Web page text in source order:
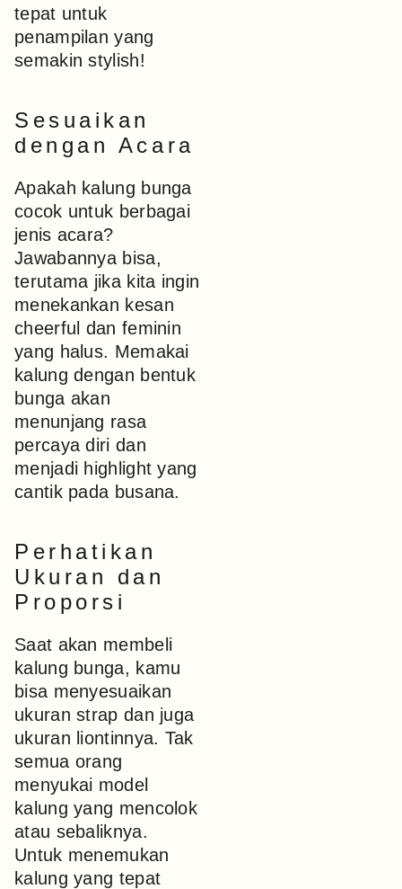
tepat untuk
penampilan yang
semakin stylish!
Sesuaikan
dengan Acara
Apakah kalung bunga
cocok untuk berbagai
jenis acara?
Jawabannya bisa,
terutama jika kita ingin
menekankan kesan
cheerful dan feminin
yang halus. Memakai
kalung dengan bentuk
bunga akan
menunjang rasa
percaya diri dan
menjadi highlight yang
cantik pada busana.
Perhatikan
Ukuran dan
Proporsi
Saat akan membeli
kalung bunga, kamu
bisa menyesuaikan
ukuran strap dan juga
ukuran liontinnya. Tak
semua orang
menyukai model
kalung yang mencolok
atau sebaliknya.
Untuk menemukan
kalung yang tepat